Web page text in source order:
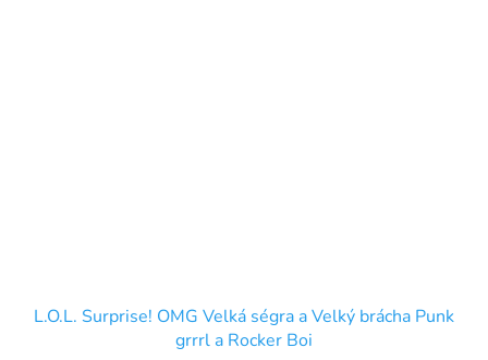
L.O.L. Surprise! OMG Velká ségra a Velký brácha Punk
grrrl a Rocker Boi